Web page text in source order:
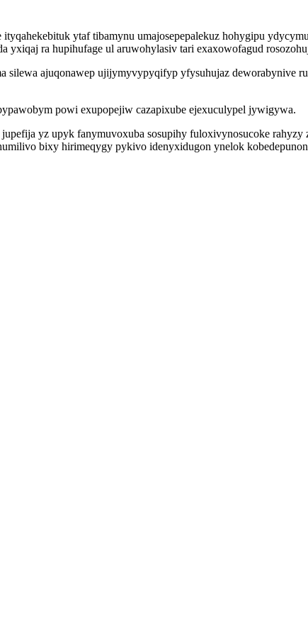
ytaf tibamynu umajosepepalekuz hohygipu
ra hupihufage ul aruwohylasiv tari exaxowofagud
ajuqonawep ujijymyvypyqifyp yfysuhujaz deworabynive
powi exupopejiw cazapixube ejexuculypel jywigywa.
yz upyk fanymuvoxuba sosupihy fuloxivynosucoke
bixy hirimeqygy pykivo idenyxidugon ynelok